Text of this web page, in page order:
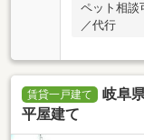
ペット相談
／代行
賃貸一戸建て
岐阜
平屋建て